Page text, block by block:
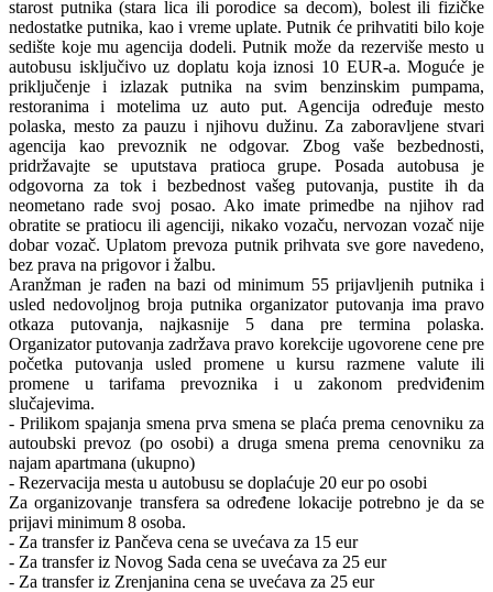
starost putnika (stara lica ili porodice sa decom), bolest ili fizičke
nedostatke putnika, kao i vreme uplate. Putnik će prihvatiti bilo koje
sedište koje mu agencija dodeli. Putnik može da rezerviše mesto u
autobusu isključivo uz doplatu koja iznosi 10 EUR-a. Moguće je
priključenje i izlazak putnika na svim benzinskim pumpama,
restoranima i motelima uz auto put. Agencija određuje mesto
polaska, mesto za pauzu i njihovu dužinu. Za zaboravljene stvari
agencija kao prevoznik ne odgovar. Zbog vaše bezbednosti,
pridržavajte se uputstava pratioca grupe. Posada autobusa je
odgovorna za tok i bezbednost vašeg putovanja, pustite ih da
neometano rade svoj posao. Ako imate primedbe na njihov rad
obratite se pratiocu ili agenciji, nikako vozaču, nervozan vozač nije
dobar vozač. Uplatom prevoza putnik prihvata sve gore navedeno,
bez prava na prigovor i žalbu.
Aranžman je rađen na bazi od minimum 55 prijavljenih putnika i
usled nedovoljnog broja putnika organizator putovanja ima pravo
otkaza putovanja, najkasnije 5 dana pre termina polaska.
Organizator putovanja zadržava pravo korekcije ugovorene cene pre
početka putovanja usled promene u kursu razmene valute ili
promene u tarifama prevoznika i u zakonom predviđenim
slučajevima.
- Prilikom spajanja smena prva smena se plaća prema cenovniku za
autoubski prevoz (po osobi) a druga smena prema cenovniku za
najam apartmana (ukupno)
- Rezervacija mesta u autobusu se doplaćuje 20 eur po osobi
Za organizovanje transfera sa određene lokacije potrebno je da se
prijavi minimum 8 osoba.
- Za transfer iz Pančeva cena se uvećava za 15 eur
- Za transfer iz Novog Sada cena se uvećava za 25 eur
- Za transfer iz Zrenjanina cena se uvećava za 25 eur